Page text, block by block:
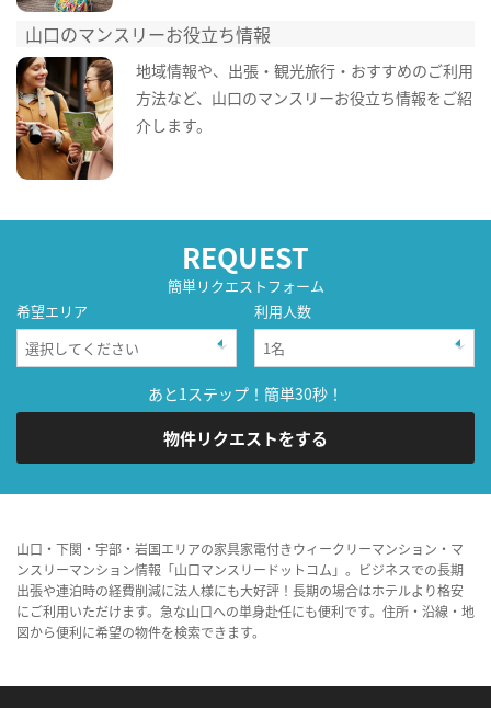
山口のマンスリーお役立ち情報
地域情報や、出張・観光旅行・おすすめのご利用
方法など、山口のマンスリーお役立ち情報をご紹
介します。
REQUEST
簡単リクエストフォーム
希望エリア
利用人数
あと1ステップ！簡単30秒！
物件リクエストをする
山口・下関・宇部・岩国エリアの家具家電付きウィークリーマンション・マ
ンスリーマンション情報「山口マンスリードットコム」。ビジネスでの長期
出張や連泊時の経費削減に法人様にも大好評！長期の場合はホテルより格安
にご利用いただけます。急な山口への単身赴任にも便利です。住所・沿線・地
図から便利に希望の物件を検索できます。